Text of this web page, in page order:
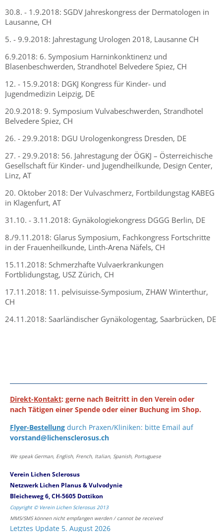
30.8. - 1.9.2018: SGDV Jahreskongress der Dermatologen in
Lausanne, CH
5. - 9.9.2018: Jahrestagung Urologen 2018, Lausanne CH
6.9.2018: 6. Symposium Harninkonktinenz und
Blasenbeschwerden, Strandhotel Belvedere Spiez, CH
12. - 15.9.2018: DGKJ Kongress für Kinder- und
Jugendmedizin Leipzig, DE
20.9.2018: 9. Symposium Vulvabeschwerden, Strandhotel
Belvedere Spiez, CH
26. - 29.9.2018: DGU Urologenkongress Dresden, DE
27. - 29.9.2018: 56. Jahrestagung der ÖGKJ – Österreichische
Gesellschaft für Kinder- und Jugendheilkunde, Design Center,
Linz, AT
20. Oktober 2018: Der Vulvaschmerz, Fortbildungstag KABEG
in Klagenfurt, AT
31.10. - 3.11.2018: Gynäkologiekongress DGGG Berlin, DE
8./9.11.2018: Glarus Symposium, Fachkongress Fortschritte
in der Frauenheilkunde, Linth-Arena Näfels, CH
15.11.2018: Schmerzhafte Vulvaerkrankungen
Fortblidungstag, USZ Zürich, CH
17.11.2018: 11. pelvisuisse-Symposium, ZHAW Winterthur,
CH
24.11.2018: Saarländischer Gynäkologentag, Saarbrücken, DE
Direkt-Kontakt: gerne nach Beitritt in den Verein oder
nach Tätigen einer Spende oder einer Buchung im Shop.
Flyer-Bestellung durch Praxen/Kliniken: bitte Email auf
vorstand@lichensclerosus.ch
We speak German, English, French, Italian, Spanish, Portuguese
Verein Lichen Sclerosus
Netzwerk Lichen Planus & Vulvodynie
Bleicheweg 6, CH-5605 Dottikon
Copyright © Verein Lichen Sclerosus 2013
MMS/SMS können nicht empfangen werden / cannot be received
Letztes Update 5. August 2026